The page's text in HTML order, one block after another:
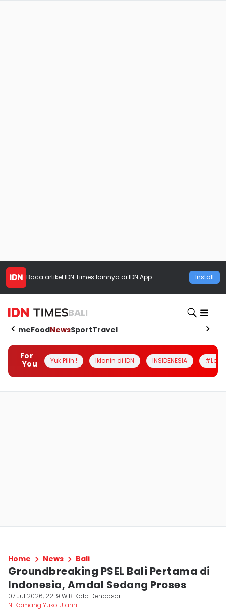
Baca artikel IDN Times lainnya di IDN App Install
BALI
HomeFoodNewsSportTravel
For
You
Yuk Pilih ! Iklanin di IDN INSIDENESIA
Home News Bali
Groundbreaking PSEL Bali Pertama di
Indonesia, Amdal Sedang Proses
07 Jul 2026, 22:19 WIB Kota Denpasar
Ni Komang Yuko Utami